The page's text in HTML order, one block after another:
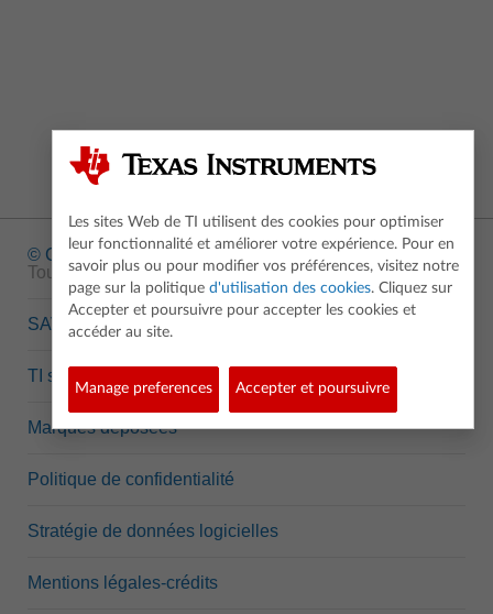
© Copyright1995-2026 Texas Instruments Incorporated.
Tous droits réservés.
SAV
TI semi-conducteurs
Marques déposées
Politique de confidentialité
Stratégie de données logicielles
Mentions légales-crédits
Les sites Web de TI utilisent des cookies pour optimiser
leur fonctionnalité et améliorer votre expérience. Pour en
savoir plus ou pour modifier vos préférences, visitez notre
page sur la politique d'utilisation des cookies. Cliquez sur
Accepter et poursuivre pour accepter les cookies et
accéder au site.
Manage preferences Accepter et poursuivre